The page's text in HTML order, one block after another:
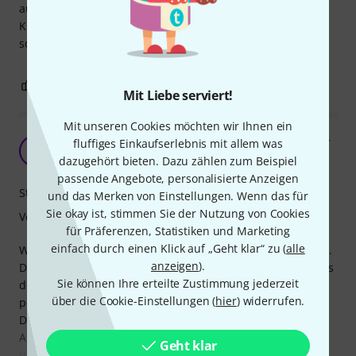
Mit Liebe serviert!
Mit unseren Cookies möchten wir Ihnen ein
fluffiges Einkaufserlebnis mit allem was
dazugehört bieten. Dazu zählen zum Beispiel
passende Angebote, personalisierte Anzeigen
und das Merken von Einstellungen. Wenn das für
Sie okay ist, stimmen Sie der Nutzung von Cookies
für Präferenzen, Statistiken und Marketing
einfach durch einen Klick auf „Geht klar“ zu (alle
anzeigen).
Sie können Ihre erteilte Zustimmung jederzeit
über die Cookie-Einstellungen (hier) widerrufen.
Geht klar
ausreichend stabil. Einzig der Preis ist für ein paar
Kunststoffteile, Schrauben und zwei Aluröhrchen doch
schon etwas happig.
Praktische Ergänzung für den Keyboardständer
Zeitklang 29.01.2024
Wir haben 2 Jaspers Keyboardständer im Studio eingesetzt.
Die Halter sind eine gute Ergänzung und passen, da sie aus
dem selben System stammen, optisch und mechanisch
perfekt zu den wertigen Ständern.
Dass sie in beliebigem Neigungswinkel auf den runden
Alurohren des Ständer montiert werden können, hat Vor-
Stabilität
Verarbeitung